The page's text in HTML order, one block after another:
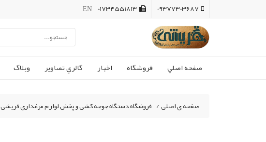
09377303687
01734551813
EN
صفحه اصلي فروشگاه اخبار گالري تصاوير وبلاگ
صفحه ی اصلی/ فروشگاه دستگاه جوجه کشی و پخش لوازم مرغداری قریشی